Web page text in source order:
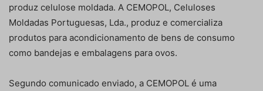
produz celulose moldada. A CEMOPOL, Celuloses
Moldadas Portuguesas, Lda., produz e comercializa
produtos para acondicionamento de bens de consumo
como bandejas e embalagens para ovos.
Segundo comunicado enviado, a CEMOPOL é uma